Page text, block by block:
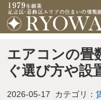
エアコンの畳
ぐ選び方や設
2026-05-17 カテゴリ：